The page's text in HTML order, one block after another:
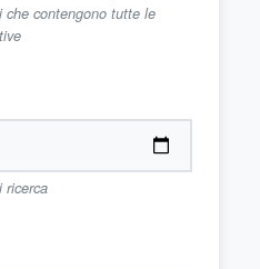
contengono tutte le
ricerca